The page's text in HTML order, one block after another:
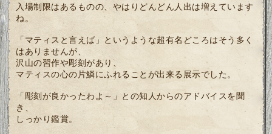
入場制限はあるものの、やはりどんどん人出は増えています
ね。
「マティスと言えば」というような超有名どころはそう多く
はありませんが、
沢山の習作や彫刻があり、
マティスの心の片鱗にふれることが出来る展示でした。
「彫刻が良かったわよ～」との知人からのアドバイスを聞
き、
しっかり鑑賞。